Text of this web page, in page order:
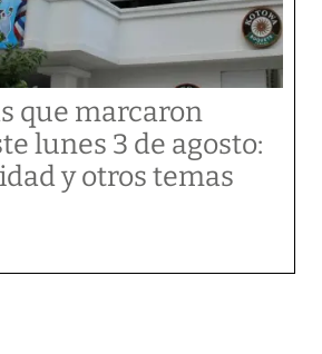
que marcaron
lunes 3 de agosto:
y otros temas